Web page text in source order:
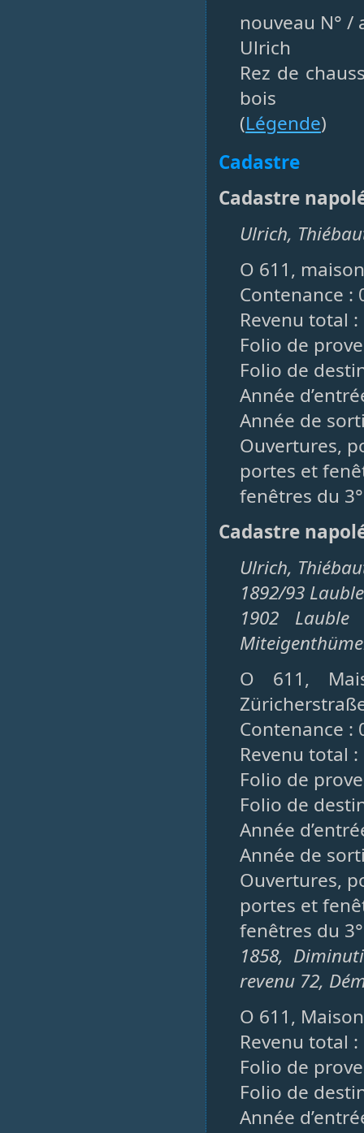
nouveau N° /
Ulrich
Rez de
bois
(Légende)
Cadastre
Cadastre
Ulrich,
O 611,
Contenance :
Revenu total
Folio de
Folio de
Année
Année de
Ouvertures,
portes et
fenêtres du
Cadastre
Ulrich,
1892/93
1902
O 611,
Contenance :
Revenu total
Folio de
Folio de
Année
Année de
Ouvertures,
portes et
fenêtres du
1858,
revenu 72,
O 611, Maison
Revenu total
Folio de
Folio de
Année